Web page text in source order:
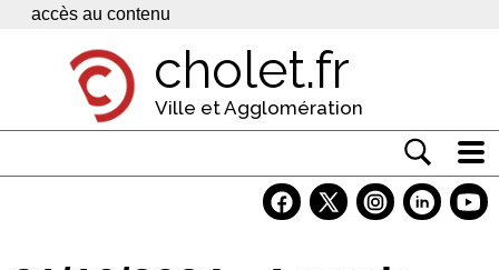
Panneau de gestion des cookies
accès au contenu
cholet.fr
Ville et Agglomération